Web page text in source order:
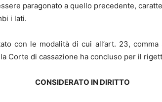
paragonato a quello precedente,
i lati.
con le modalità di cui all’art. 23,
Corte di cassazione ha concluso per il
CONSIDERATO IN DIRITTO